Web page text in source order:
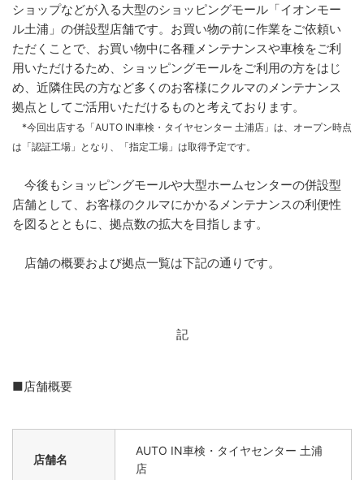
ショップなどが入る大型のショッピングモール「イオンモー
ル土浦」の併設型店舗です。お買い物の前に作業をご依頼い
ただくことで、お買い物中に各種メンテナンスや車検をご利
用いただけるため、ショッピングモールをご利用の方をはじ
め、近隣住民の方など多くのお客様にクルマのメンテナンス
拠点としてご活用いただけるものと考えております。
*今回出店する「AUTO IN車検・タイヤセンター 土浦店」は、オープン時点
は「認証工場」となり、「指定工場」は取得予定です。
今後もショッピングモールや大型ホームセンターの併設型
店舗として、お客様のクルマにかかるメンテナンスの利便性
を図るとともに、拠点数の拡大を目指します。
店舗の概要および拠点一覧は下記の通りです。
記
■店舗概要
店舗名
AUTO IN車検・タイヤセンター 土浦
店